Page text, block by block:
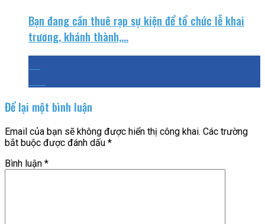
Bạn đang cần thuê rạp sự kiện để tổ chức lễ khai
trương, khánh thành,...
Để lại một bình luận
Email của bạn sẽ không được hiển thị công khai. Các trường
bắt buộc được đánh dấu *
Bình luận *